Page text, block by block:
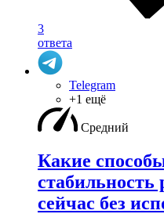
3
ответа
Telegram
+1 ещё
Средний
Какие
стабильность
сейчас без